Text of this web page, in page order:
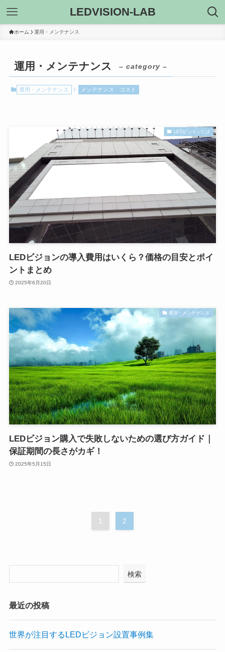
LEDVISION-LAB
ホーム 運用・メンテナンス
運用・メンテナンス – category –
運用・メンテナンス メンテナンス コスト
LEDビジョンとは
LEDビジョンの導入費用はいくら？価格の目安とポイ
ントまとめ
2025年6月20日
運用・メンテナンス
LEDビジョン購入で失敗しないための選び方ガイド｜
保証期間の長さがカギ！
2025年5月15日
1 2
検索
最近の投稿
世界が注目するLEDビジョン設置事例集